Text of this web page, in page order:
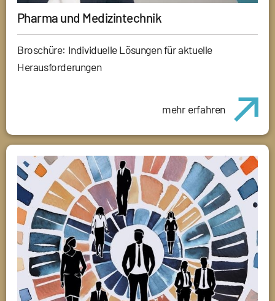
Pharma und Medizintechnik
Broschüre: Individuelle Lösungen für aktuelle
Herausforderungen
mehr erfahren